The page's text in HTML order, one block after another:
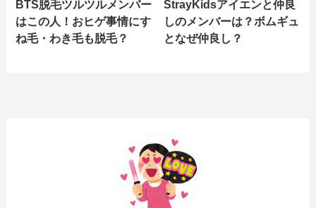
BTS脱毛ツルツルメンバー
はこの人！おヒゲ事情にす
ね毛・わき毛も脱毛？
StrayKidsアイエンと仲良
しのメンバーは？ボムギュ
となぜ仲良し？